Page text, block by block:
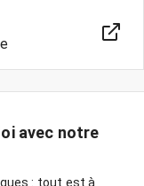
avec notre
: tout est à